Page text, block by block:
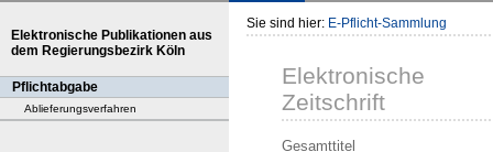
Elektronische Publikationen aus
dem Regierungsbezirk Köln
Pflichtabgabe
Ablieferungsverfahren
Sie sind hier: E-Pflicht-Sammlung
Elektronische
Zeitschrift
Gesamttitel